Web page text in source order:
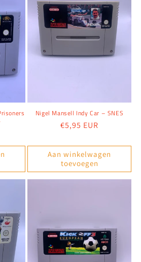
Nigel Mansell Indy Car – SNES
Normale
€5,95 EUR
Aan winkelwagen
toevoegen